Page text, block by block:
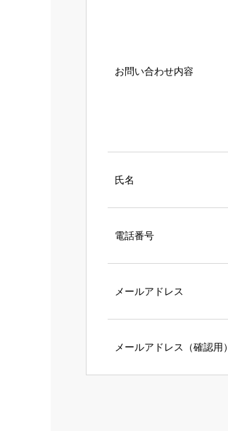
お問い合わせ内容
氏名
電話番号
メールアドレス
メールアドレス（確認用）